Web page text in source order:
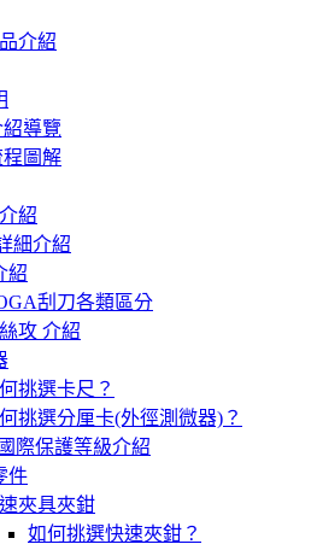
介紹
導覽
程圖解
紹
細介紹
紹
刮刀各類區分
攻 介紹
挑選卡尺？
挑選分厘卡(外徑測微器)？
際保護等級介紹
件
夾具夾鉗
如何挑選快速夾鉗？